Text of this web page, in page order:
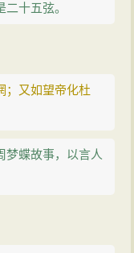
十五弦。
；又如望帝化杜
梦蝶故事，以言人